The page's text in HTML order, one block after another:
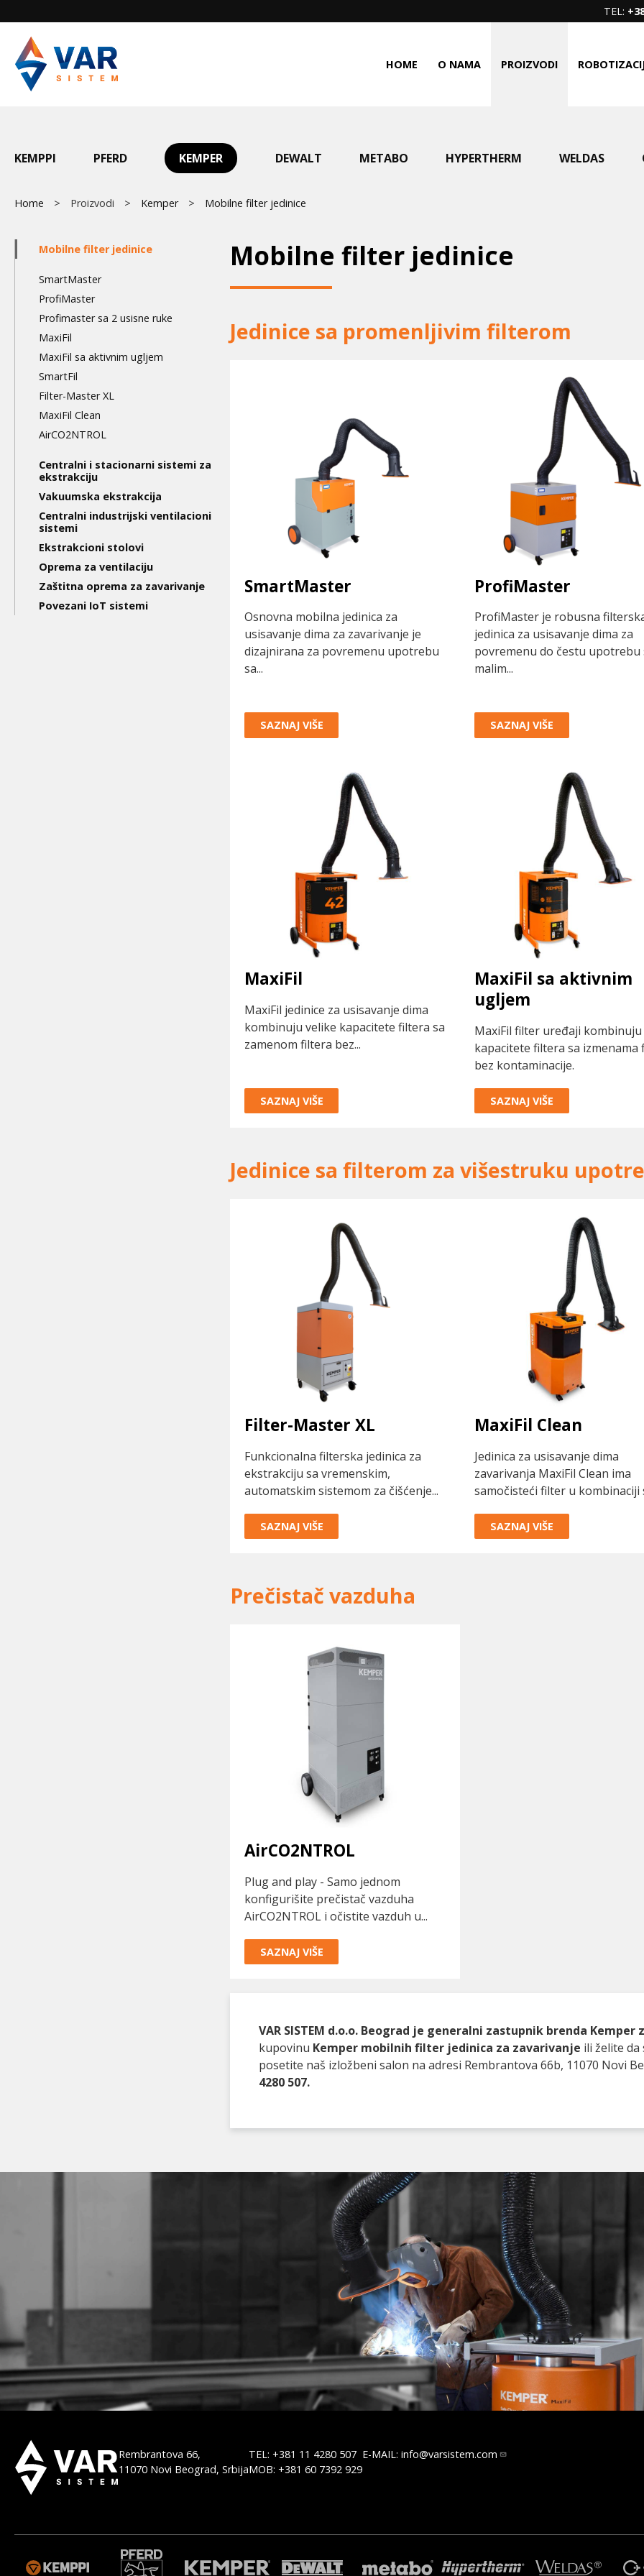
to
main
content
TEL:
HOME O NAMA PROIZVODI
Main
KEMPPI PFERD KEMPER DEWALT METABO HYPERTHERM WELDAS
Breadcrumb
Home Proizvodi Kemper Mobilne filter jedinice
Mobilne filter jedinice
Jedinice sa promenljivim filterom
SmartMaster
Osnovna mobilna jedinica za
usisavanje dima za zavarivanje je
dizajnirana za povremenu upotrebu
sa...
SAZNAJ VIŠE
ProfiMaster
ProfiMaster je robusna
jedinica za usisavanje dima za
povremenu do čestu upotrebu
malim...
SAZNAJ VIŠE
MaxiFil
MaxiFil jedinice za usisavanje dima
kombinuju velike kapacitete filtera sa
zamenom filtera bez...
SAZNAJ VIŠE
MaxiFil sa aktivnim
ugljem
MaxiFil filter uređaji
kapacitete filtera sa izmenama
bez kontaminacije.
SAZNAJ VIŠE
Jedinice sa filterom za višestruku
Filter-Master XL
Funkcionalna filterska jedinica za
ekstrakciju sa vremenskim,
automatskim sistemom za čišćenje...
SAZNAJ VIŠE
MaxiFil Clean
Jedinica za usisavanje dima
zavarivanja MaxiFil Clean ima
samočisteći filter u kombinaciji
SAZNAJ VIŠE
Prečistač vazduha
AirCO2NTROL
Plug and play - Samo jednom
konfigurišite prečistač vazduha
AirCO2NTROL i očistite vazduh u...
SAZNAJ VIŠE
VAR SISTEM d.o.o. Beograd je generalni zastupnik brenda Kemper
kupovinu Kemper mobilnih filter jedinica za zavarivanje ili želite
posetite naš izložbeni salon na adresi Rembrantova 66b, 11070 Novi
4280 507.
Main
navigation
3nd
level
Mobilne filter jedinice
SmartMaster
ProfiMaster
Profimaster sa 2 usisne ruke
MaxiFil
MaxiFil sa aktivnim ugljem
SmartFil
Filter-Master XL
MaxiFil Clean
AirCO2NTROL
Centralni i stacionarni sistemi za
ekstrakciju
Vakuumska ekstrakcija
Centralni industrijski ventilacioni
sistemi
Ekstrakcioni stolovi
Oprema za ventilaciju
Zaštitna oprema za zavarivanje
Povezani IoT sistemi
Rembrantova 66,
11070 Novi Beograd, Srbija
TEL: +381 11 4280 507
MOB: +381 60 7392 929
E-MAIL: info@varsistem.com
WELDAS ORBITALUM MGM BODOR TRAFIMET